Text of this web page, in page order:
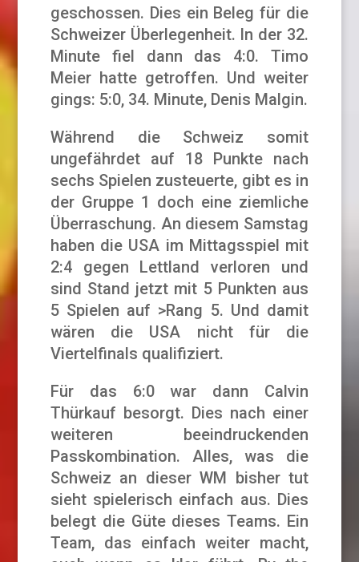
geschossen. Dies ein Beleg für die
Schweizer Überlegenheit. In der 32.
Minute fiel dann das 4:0. Timo
Meier hatte getroffen. Und weiter
gings: 5:0, 34. Minute, Denis Malgin.
Während die Schweiz somit
ungefährdet auf 18 Punkte nach
sechs Spielen zusteuerte, gibt es in
der Gruppe 1 doch eine ziemliche
Überraschung. An diesem Samstag
haben die USA im Mittagsspiel mit
2:4 gegen Lettland verloren und
sind Stand jetzt mit 5 Punkten aus
5 Spielen auf >Rang 5. Und damit
wären die USA nicht für die
Viertelfinals qualifiziert.
Für das 6:0 war dann Calvin
Thürkauf besorgt. Dies nach einer
weiteren beeindruckenden
Passkombination. Alles, was die
Schweiz an dieser WM bisher tut
sieht spielerisch einfach aus. Dies
belegt die Güte dieses Teams. Ein
Team, das einfach weiter macht,